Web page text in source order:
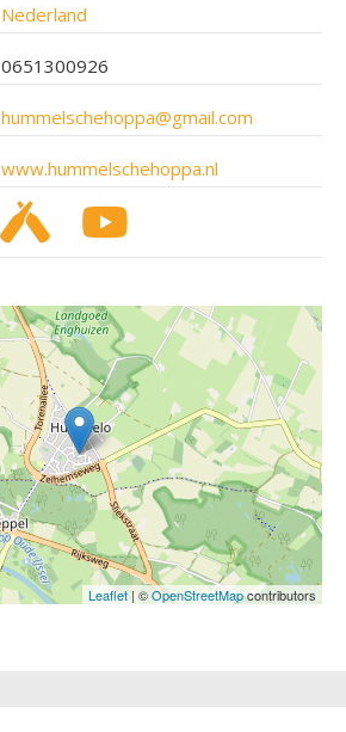
Nederland
0651300926
hummelschehoppa@gmail.com
www.hummelschehoppa.nl
Leaflet | ©OpenStreetMapcontributors